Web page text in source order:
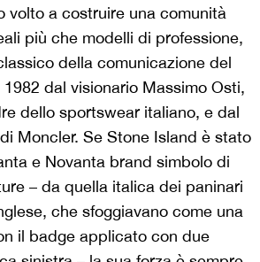
volto a costruire una comunità
più che modelli di professione,
della comunicazione del
dal visionario Massimo Osti,
dello sportswear italiano, e dal
Moncler. Se Stone Island è stato
e Novanta brand simbolo di
– da quella italica dei paninari
che sfoggiavano come una
il badge applicato con due